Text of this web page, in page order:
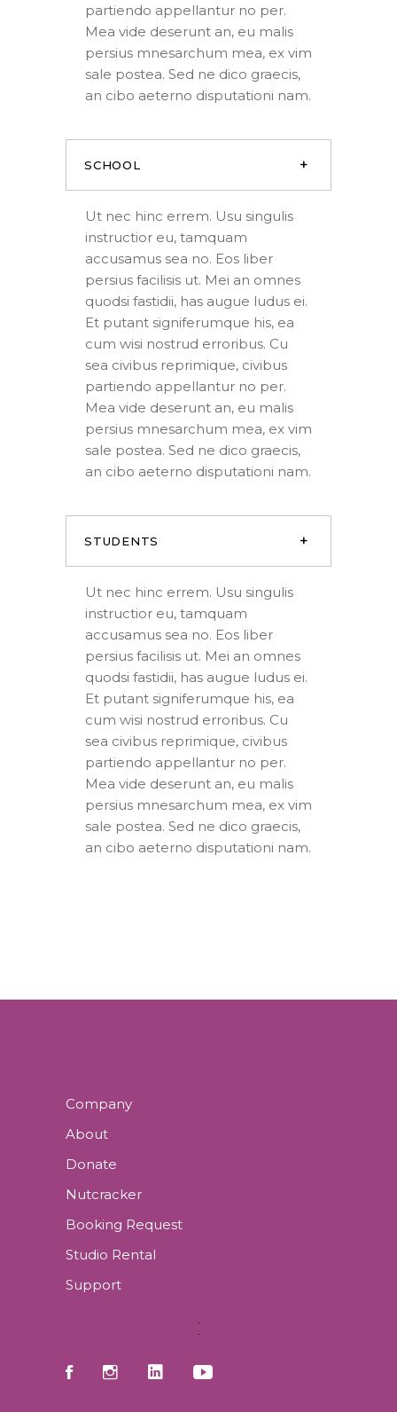
partiendo appellantur no per.
Mea vide deserunt an, eu malis
persius mnesarchum mea, ex vim
sale postea. Sed ne dico graecis,
an cibo aeterno disputationi nam.
SCHOOL
Ut nec hinc errem. Usu singulis
instructior eu, tamquam
accusamus sea no. Eos liber
persius facilisis ut. Mei an omnes
quodsi fastidii, has augue ludus ei.
Et putant signiferumque his, ea
cum wisi nostrud erroribus. Cu
sea civibus reprimique, civibus
partiendo appellantur no per.
Mea vide deserunt an, eu malis
persius mnesarchum mea, ex vim
sale postea. Sed ne dico graecis,
an cibo aeterno disputationi nam.
STUDENTS
Ut nec hinc errem. Usu singulis
instructior eu, tamquam
accusamus sea no. Eos liber
persius facilisis ut. Mei an omnes
quodsi fastidii, has augue ludus ei.
Et putant signiferumque his, ea
cum wisi nostrud erroribus. Cu
sea civibus reprimique, civibus
partiendo appellantur no per.
Mea vide deserunt an, eu malis
persius mnesarchum mea, ex vim
sale postea. Sed ne dico graecis,
an cibo aeterno disputationi nam.
Company
About
Donate
Nutcracker
Booking Request
Studio Rental
Support